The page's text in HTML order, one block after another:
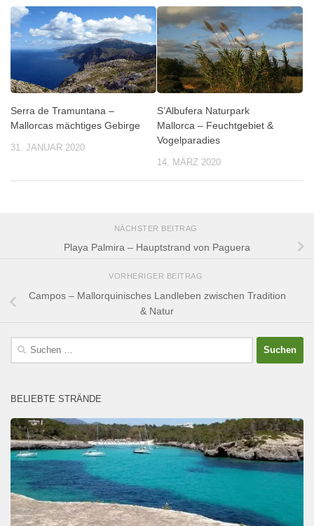
Serra de Tramuntana –
Mallorcas mächtiges Gebirge
31. JANUAR 2020
S’Albufera Naturpark
Mallorca – Feuchtgebiet &
Vogelparadies
14. MÄRZ 2020
NÄCHSTER BEITRAG
Playa Palmira – Hauptstrand von Paguera
VORHERIGER BEITRAG
Campos – Mallorquinisches Landleben zwischen Tradition
& Natur
Suchen
BELIEBTE STRÄNDE